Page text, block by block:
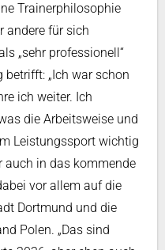
Trainerphilosophie
andere für sich
„sehr professionell“
betrifft: „Ich war schon
ich weiter. Ich
die Arbeitsweise und
Leistungssport wichtig
auch in das kommende
vor allem auf die
Dortmund und die
Polen. „Das sind